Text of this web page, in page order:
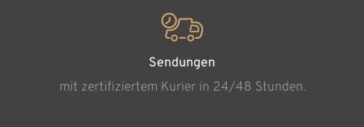
Sendungen
mit zertifiziertem Kurier in 24/48 Stunden.